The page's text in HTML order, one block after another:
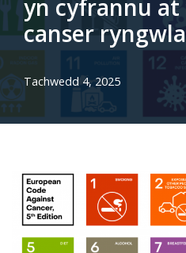
yn cyfrannu
canser
Tachwedd 4, 2025